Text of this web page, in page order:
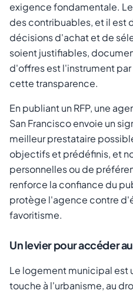
exigence fondamentale.
des contribuables, et il est
décisions d'achat et de
soient justifiables,
d'offres est l'instrument
cette transparence.
En publiant un RFP, une
San Francisco envoie un
meilleur prestataire
objectifs et prédéfinis, et
personnelles ou de
renforce la confiance du
protège l'agence contre
favoritisme.
Un levier pour accéder
Le logement municipal est
touche à l'urbanisme, au